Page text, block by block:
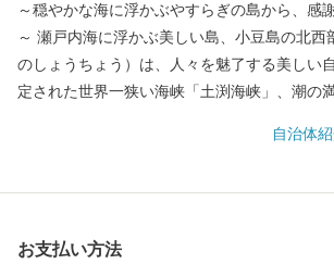
～穏やかな海に浮かぶやすらぎの島から、感
～ 瀬戸内海に浮かぶ美しい島、小豆島の北西部にある土庄町（と
のしょうちょう）は、人々を魅了する美しい
定された世界一狭い海峡「土渕海峡」、潮の
作「二十四の瞳」の平和の群像などの観光ス
本一の生産量を誇る「ごま油」、小豆島産オ
自治体
お支払い方法